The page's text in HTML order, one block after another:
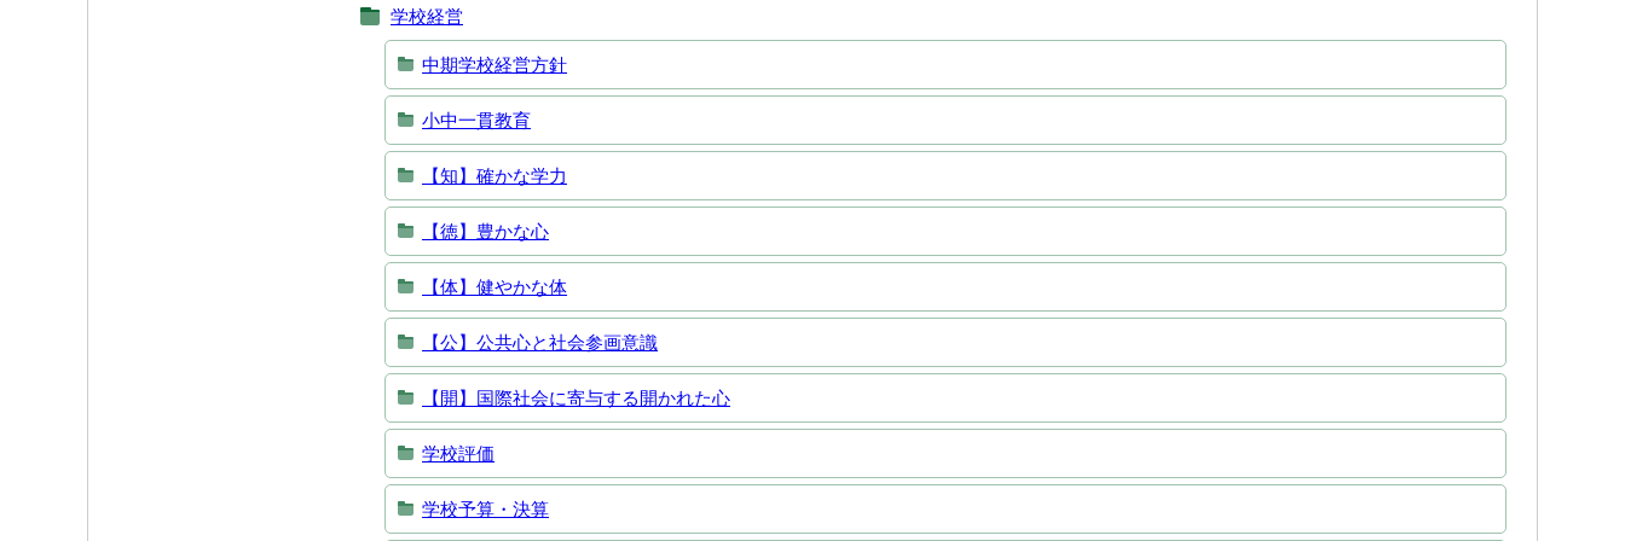
学校経営
中期学校経営方針
小中一貫教育
【知】確かな学力
【徳】豊かな心
【体】健やかな体
【公】公共心と社会参画意識
【開】国際社会に寄与する開かれた心
学校評価
学校予算・決算